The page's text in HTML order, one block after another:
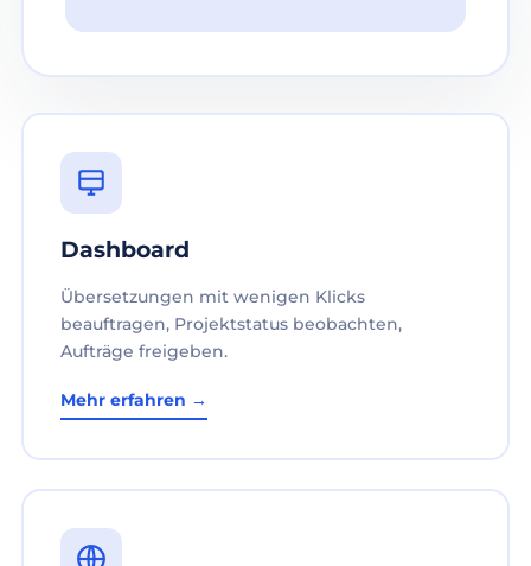
Dashboard
Übersetzungen mit wenigen Klicks
beauftragen, Projektstatus beobachten,
Aufträge freigeben.
Mehr erfahren →